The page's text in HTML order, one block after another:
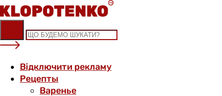
Skip
to
content
Відключити рекламу
Рецепты
Варенье